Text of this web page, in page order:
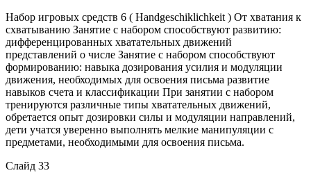
Набор игровых средств 6 ( Handgeschiklichkeit ) От хватания к
схватыванию Занятие с набором способствуют развитию:
дифференцированных хватательных движений
представлений о числе Занятие с набором способствуют
формированию: навыка дозирования усилия и модуляции
движения, необходимых для освоения письма развитие
навыков счета и классификации При занятии с набором
тренируются различные типы хватательных движений,
обретается опыт дозировки силы и модуляции направлений,
дети учатся уверенно выполнять мелкие манипуляции с
предметами, необходимыми для освоения письма.
Слайд 33